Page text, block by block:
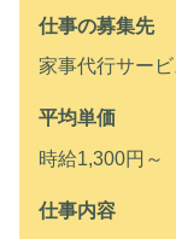
仕事の募集先
家事代行サービ
平均単価
時給1,300円～
仕事内容